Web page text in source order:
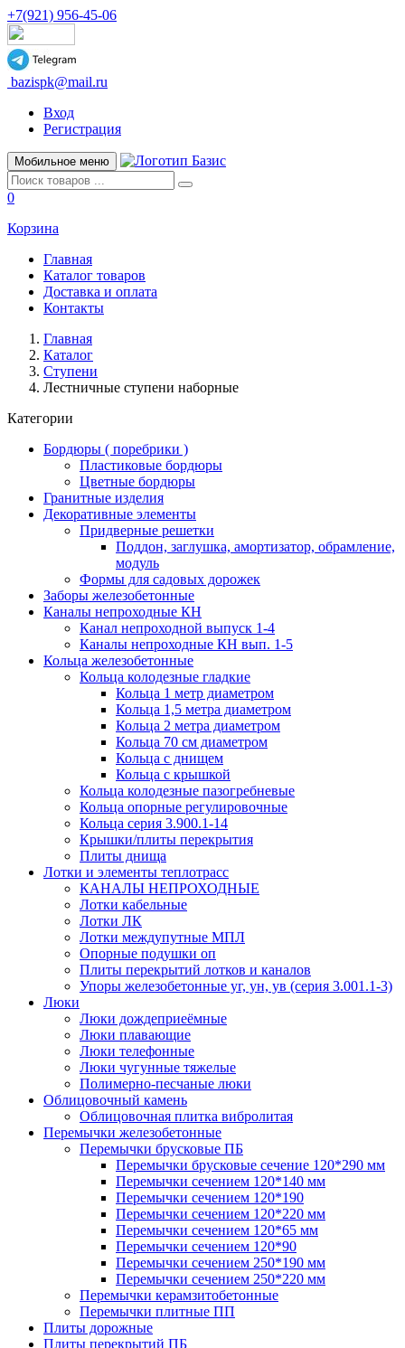
+7(921) 956-45-06
bazispk@mail.ru
Вход
Регистрация
Мобильное меню
0
Корзина
Главная
Каталог товаров
Доставка и оплата
Контакты
Главная
Каталог
Ступени
Лестничные ступени наборные
Категории
Бордюры ( поребрики )
Пластиковые бордюры
Цветные бордюры
Гранитные изделия
Декоративные элементы
Придверные решетки
Поддон, заглушка, амортизатор, обрамление,
модуль
Формы для садовых дорожек
Заборы железобетонные
Каналы непроходные КН
Канал непроходной выпуск 1-4
Каналы непроходные КН вып. 1-5
Кольца железобетонные
Кольца колодезные гладкие
Кольца 1 метр диаметром
Кольца 1,5 метра диаметром
Кольца 2 метра диаметром
Кольца 70 см диаметром
Кольца с днищем
Кольца с крышкой
Кольца колодезные пазогребневые
Кольца опорные регулировочные
Кольца серия 3.900.1-14
Крышки/плиты перекрытия
Плиты днища
Лотки и элементы теплотрасс
КАНАЛЫ НЕПРОХОДНЫЕ
Лотки кабельные
Лотки ЛК
Лотки междупутные МПЛ
Опорные подушки оп
Плиты перекрытий лотков и каналов
Упоры железобетонные уг, ун, ув (серия 3.001.1-3)
Люки
Люки дождеприеёмные
Люки плавающие
Люки телефонные
Люки чугунные тяжелые
Полимерно-песчаные люки
Облицовочный камень
Облицовочная плитка вибролитая
Перемычки железобетонные
Перемычки брусковые ПБ
Перемычки брусковые сечение 120*290 мм
Перемычки сечением 120*140 мм
Перемычки сечением 120*190
Перемычки сечением 120*220 мм
Перемычки сечением 120*65 мм
Перемычки сечением 120*90
Перемычки сечением 250*190 мм
Перемычки сечением 250*220 мм
Перемычки керамзитобетонные
Перемычки плитные ПП
Плиты дорожные
Плиты перекрытий ПБ